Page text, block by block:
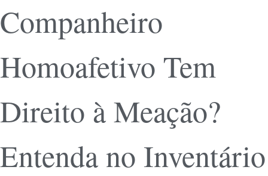
Companheiro
Homoafetivo Tem
Direito à Meação?
Entenda no Inventário